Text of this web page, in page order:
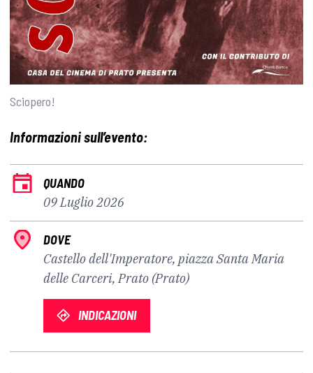
Sciopero!
Informazioni sull’evento:
QUANDO
09 Luglio 2026
DOVE
Castello dell'Imperatore, piazza Santa Maria
delle Carceri, Prato (Prato)
INDICAZIONI